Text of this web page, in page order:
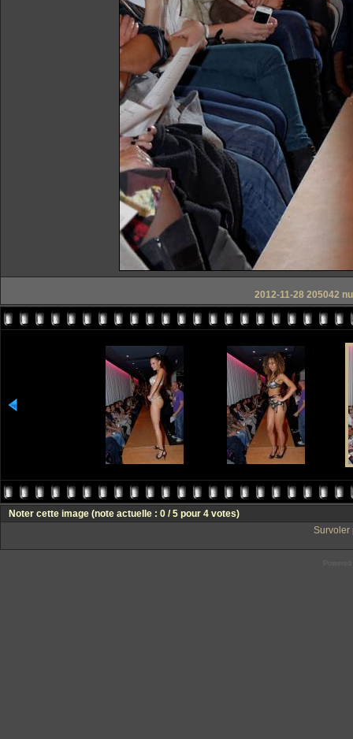
2012-11-28 205042
Noter cette image (note actuelle : 0 / 5 pour 4 votes)
Survoler